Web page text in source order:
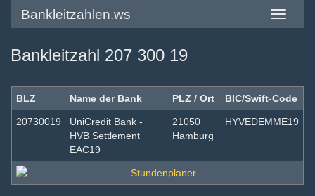
Toggle
Bankleitzahlen.ws
Bankleitzahl 207 300 19
BLZ Name der Bank PLZ / Ort BIC/Swift-Code
20730019
UniCredit Bank -
HVB Settlement
EAC19
21050
Hamburg
HYVEDEMME19